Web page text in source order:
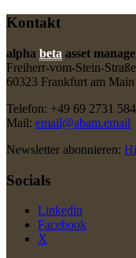
Kontakt
alpha beta asset
Freiherr-vom-Stein-
60323 Frankfurt am Main
Telefon: +49 69 2731
Mail: email@abam.email
Newsletter abonnieren:
Socials
Linkedin
Facebook
X